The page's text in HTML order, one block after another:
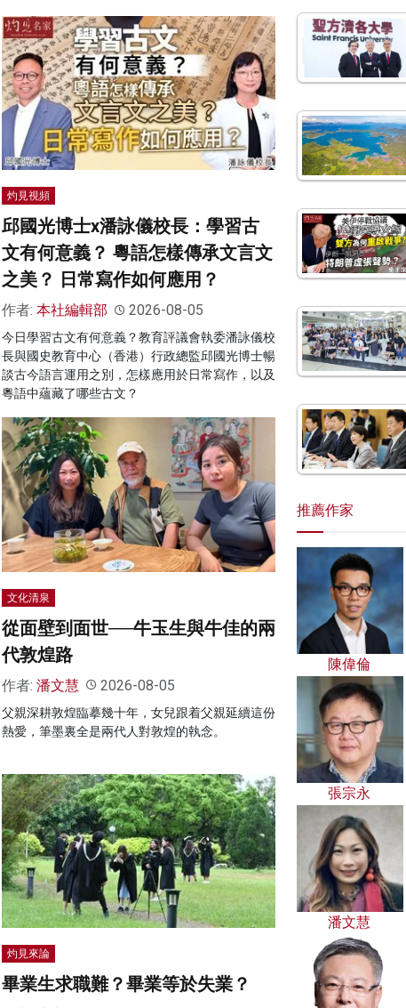
灼見視頻
邱國光博士x潘詠儀校長：學習古
文有何意義？ 粵語怎樣傳承文言文
之美？ 日常寫作如何應用？
作者: 本社編輯部 2026-08-05
今日學習古文有何意義？教育評議會執委潘詠儀校
長與國史教育中心（香港）行政總監邱國光博士暢
談古今語言運用之別，怎樣應用於日常寫作，以及
粵語中蘊藏了哪些古文？
文化清泉
從面壁到面世──牛玉生與牛佳的兩
代敦煌路
作者: 潘文慧 2026-08-05
父親深耕敦煌臨摹幾十年，女兒跟着父親延續這份
熱愛，筆墨裏全是兩代人對敦煌的執念。
灼見來論
畢業生求職難？畢業等於失業？
推薦作家
陳偉倫
張宗永
潘文慧